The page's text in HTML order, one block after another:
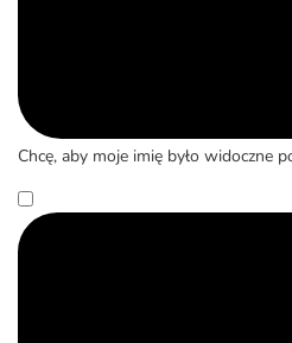
Chcę, aby moje imię było widoczne